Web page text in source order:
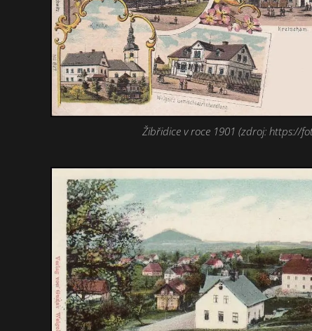
Žibřidice v roce 1901 (zdroj: https://